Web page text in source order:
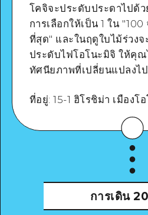
ดูรายละเอียด
โคจิจะประดับประดาไปด้
การเลือกให้เป็น 1 ใน
ที่สุด" และในฤดูใบไม้ร่วง
ประดับไฟโอโนะมิจิ ให้คุณ
ทัศนียภาพที่เปลี่ยนแปลงไ
ที่อยู่: 15-1 ฮิโรชิม่า เมือง
การเดิน